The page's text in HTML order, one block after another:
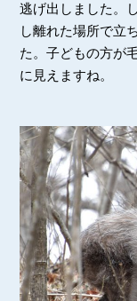
逃げ出しました。
し離れた場所で立
た。子どもの方が
に見えますね。